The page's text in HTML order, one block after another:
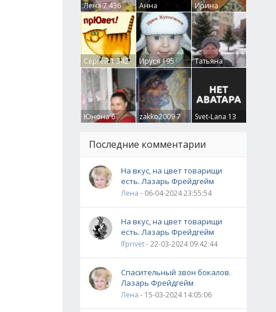
Лена7 436
Анна
Гумлевая0
Ирина
Бруцкая41
Сергей1 342 Ируся195
Татьяна
Крючкова0
Юнона6 zakko20097 Svet-Lana 13
Последние комментарии
На вкус, на цвет товарищи
есть. Лазарь Фрейдгейм
Лена - 06-04-2024 23:55:54
На вкус, на цвет товарищи
есть. Лазарь Фрейдгейм
lfprivet- 22-03-2024 09:42:44
Спасительный звон бокалов.
Лазарь Фрейдгейм
Лена - 15-03-2024 14:05:06